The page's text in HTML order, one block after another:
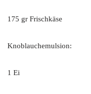
175 gr Frischkäse
Knoblauchemulsion:
1 Ei